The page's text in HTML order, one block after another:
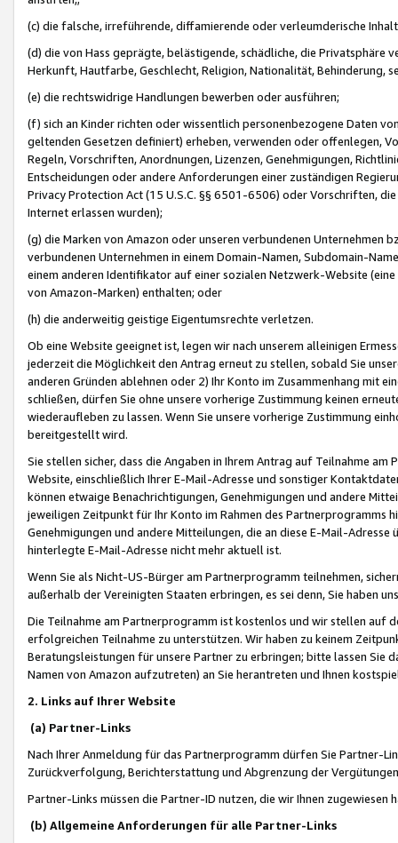
(c) die falsche, irreführende, diffamierende oder verleumderische
(d) die von Hass geprägte, belästigende, schädliche, die Privatsphäre
Herkunft, Hautfarbe, Geschlecht, Religion, Nationalität, Behinderung,
(e) die rechtswidrige Handlungen bewerben oder ausführen;
(f) sich an Kinder richten oder wissentlich personenbezogene Daten
geltenden Gesetzen definiert) erheben, verwenden oder offenlegen,
Regeln, Vorschriften, Anordnungen, Lizenzen, Genehmigungen,
Entscheidungen oder andere Anforderungen einer zuständigen
Privacy Protection Act (15 U.S.C. §§ 6501-6506) oder Vorschriften,
Internet erlassen wurden);
(g) die Marken von Amazon oder unseren verbundenen Unternehmen
verbundenen Unternehmen in einem Domain-Namen, Subdomain-
einem anderen Identifikator auf einer sozialen Netzwerk-Website
von Amazon-Marken) enthalten; oder
(h) die anderweitig geistige Eigentumsrechte verletzen.
Ob eine Website geeignet ist, legen wir nach unserem alleinigen
jederzeit die Möglichkeit den Antrag erneut zu stellen, sobald Sie
anderen Gründen ablehnen oder 2) Ihr Konto im Zusammenhang mit
schließen, dürfen Sie ohne unsere vorherige Zustimmung keinen
wiederaufleben zu lassen. Wenn Sie unsere vorherige Zustimmung
bereitgestellt wird.
Sie stellen sicher, dass die Angaben in Ihrem Antrag auf Teilnahme
Website, einschließlich Ihrer E-Mail-Adresse und sonstiger
können etwaige Benachrichtigungen, Genehmigungen und andere
jeweiligen Zeitpunkt für Ihr Konto im Rahmen des Partnerprogramms
Genehmigungen und andere Mitteilungen, die an diese E-Mail-
hinterlegte E-Mail-Adresse nicht mehr aktuell ist.
Wenn Sie als Nicht-US-Bürger am Partnerprogramm teilnehmen,
außerhalb der Vereinigten Staaten erbringen, es sei denn, Sie haben
Die Teilnahme am Partnerprogramm ist kostenlos und wir stellen auf
erfolgreichen Teilnahme zu unterstützen. Wir haben zu keinem
Beratungsleistungen für unsere Partner zu erbringen; bitte lassen Sie
Namen von Amazon aufzutreten) an Sie herantreten und Ihnen
2. Links auf Ihrer Website
(a) Partner-Links
Nach Ihrer Anmeldung für das Partnerprogramm dürfen Sie Partner-
Zurückverfolgung, Berichterstattung und Abgrenzung der
Partner-Links müssen die Partner-ID nutzen, die wir Ihnen zugewiesen
(b) Allgemeine Anforderungen für alle Partner-Links